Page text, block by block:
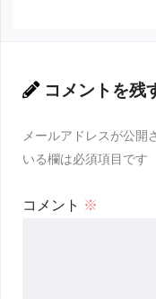
コメントを残
メールアドレスが公開
いる欄は必須項目です
コメント ※